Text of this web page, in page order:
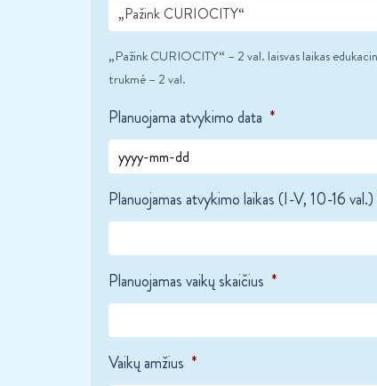
„Pažink CURIOCITY“
„Pažink CURIOCITY“ – 2 val. laisvas laikas
trukmė – 2 val.
Planuojama atvykimo data *
dash
MM
dash
DD
Planuojamas atvykimo laikas (I-V, 10-16 val.)
Planuojamas vaikų skaičius *
Vaikų amžius *